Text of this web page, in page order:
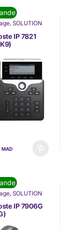
, SOLUTION
,Téléphonie IP
IP 7821
MAD
, SOLUTION
,Téléphonie IP
IP 7906G